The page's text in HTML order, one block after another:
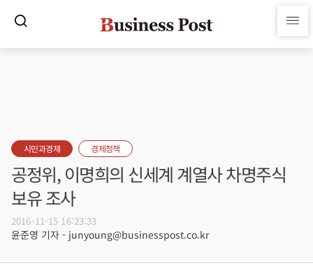
시민과경제 경제정책
공정위, 이명희의 신세계 계열사 차명주식
보유 조사
2016-11-15 16:23:33
윤준영 기자 - junyoung@businesspost.co.kr